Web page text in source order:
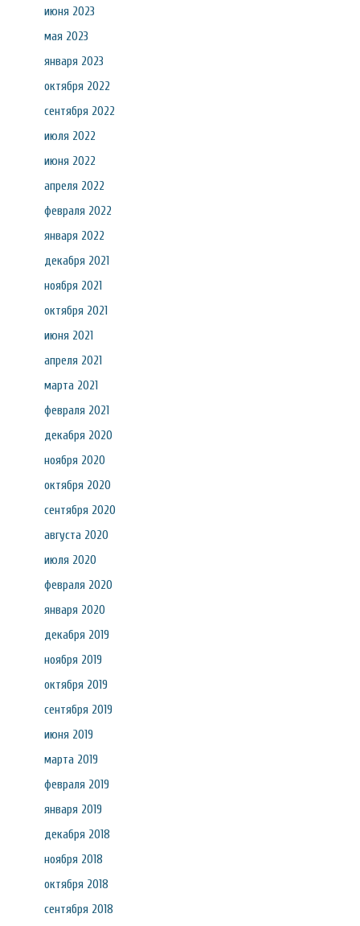
июня 2023
мая 2023
января 2023
октября 2022
сентября 2022
июля 2022
июня 2022
апреля 2022
февраля 2022
января 2022
декабря 2021
ноября 2021
октября 2021
июня 2021
апреля 2021
марта 2021
февраля 2021
декабря 2020
ноября 2020
октября 2020
сентября 2020
августа 2020
июля 2020
февраля 2020
января 2020
декабря 2019
ноября 2019
октября 2019
сентября 2019
июня 2019
марта 2019
февраля 2019
января 2019
декабря 2018
ноября 2018
октября 2018
сентября 2018